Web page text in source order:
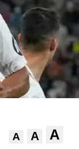
A A A